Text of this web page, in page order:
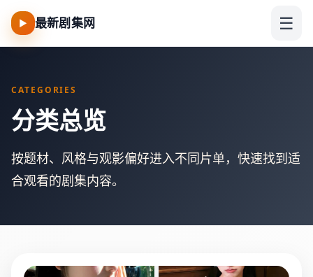
▶ 最新剧集网 ☰
CATEGORIES
分类总览
按题材、风格与观影偏好进入不同片单，快速找到适
合观看的剧集内容。